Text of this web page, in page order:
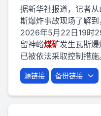
据新华社报道，记者
斯爆炸事故现场了解到
2026年5月22日19时
留神峪煤矿发生瓦斯
已被依法采取控制措
源链接 备份链接